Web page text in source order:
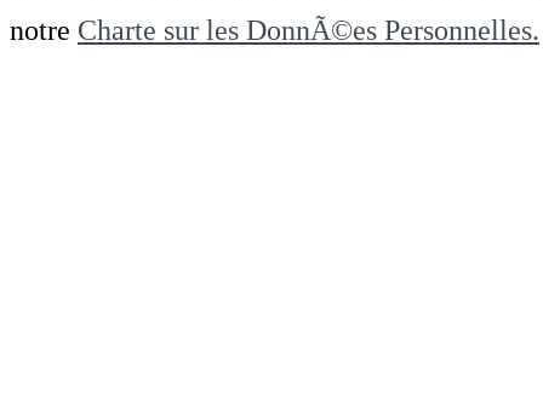
notre Charte sur les DonnÃ©es Personnelles.